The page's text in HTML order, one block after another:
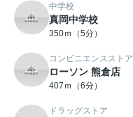
中学校
真岡中学校
350ｍ（5分）
コンビニエンスストア
ローソン 熊倉店
407ｍ（6分）
ドラッグストア